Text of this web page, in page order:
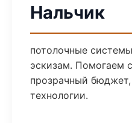
Нальчик
потолочные
эскизам. Помогаем
прозрачный
технологии.